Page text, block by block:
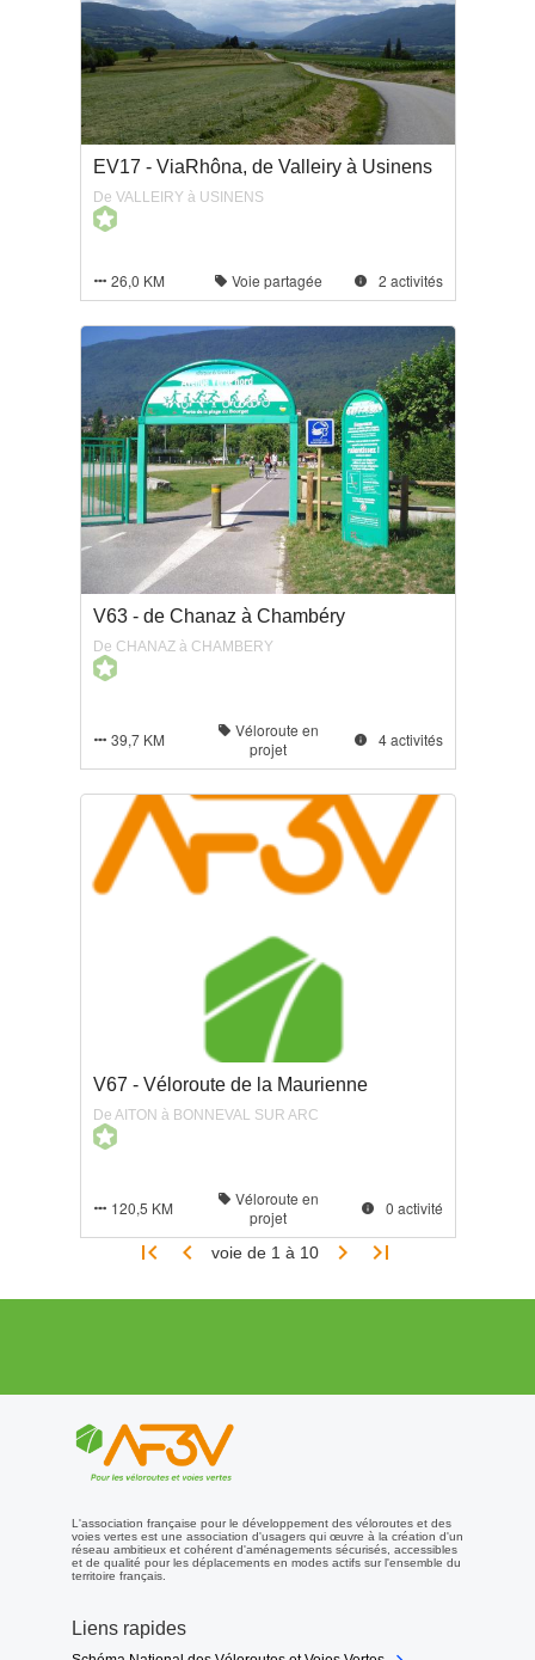
EV17 - ViaRhôna, de Valleiry à Usinens
De VALLEIRY à USINENS
 26,0 KM  Voie partagée  2 activités
V63 - de Chanaz à Chambéry
De CHANAZ à CHAMBERY
 39,7 KM  Véloroute en
projet
 4 activités
V67 - Véloroute de la Maurienne
De AITON à BONNEVAL SUR ARC
 120,5 KM  Véloroute en
projet
 0 activité
  voie de 1 à 10  
L'association française pour le développement des véloroutes et des
voies vertes est une association d'usagers qui œuvre à la création d'un
réseau ambitieux et cohérent d'aménagements sécurisés, accessibles
et de qualité pour les déplacements en modes actifs sur l'ensemble du
territoire français.
Liens rapides